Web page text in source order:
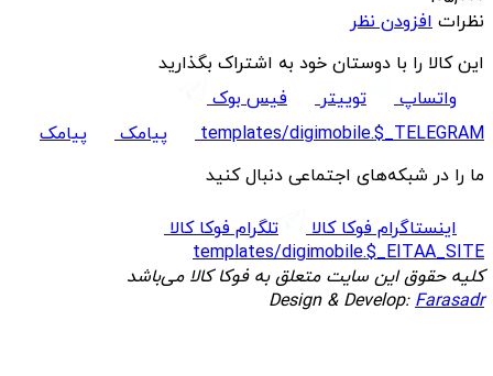
نظرات افزودن نظر
این کالا را با دوستان خود به اشتراک بگذارید
واتساپ
توییتر
فیس بوک
templates/digimobile.$_TELEGRAM
پیامک
پیامک
ما را در شبکه‌های اجتماعی دنبال کنید
اینستاگرام فوکا کالا
تلگرام فوکا کالا
templates/digimobile.$_EITAA_SITE
کلیه حقوق این سایت متعلق به فوکا کالا می‌باشد
Design & Develop:Farasadr